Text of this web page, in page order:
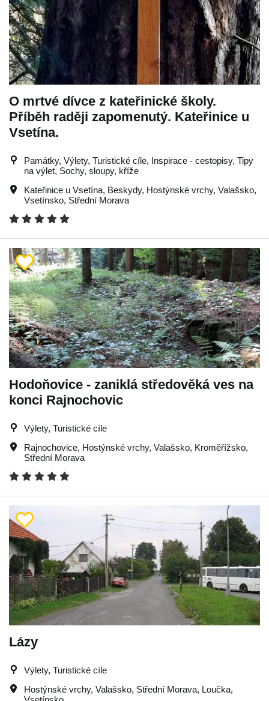
O mrtvé dívce z kateřinické školy.
Příběh raději zapomenutý. Kateřinice u
Vsetína.
Památky, Výlety, Turistické cíle, Inspirace - cestopisy, Tipy
na výlet, Sochy, sloupy, kříže
Kateřinice u Vsetína, Beskydy, Hostýnské vrchy, Valašsko,
Vsetínsko, Střední Morava
Hodoňovice - zaniklá středověká ves na
konci Rajnochovic
Výlety, Turistické cíle
Rajnochovice, Hostýnské vrchy, Valašsko, Kroměřížsko,
Střední Morava
Lázy
Výlety, Turistické cíle
Hostýnské vrchy, Valašsko, Střední Morava, Loučka,